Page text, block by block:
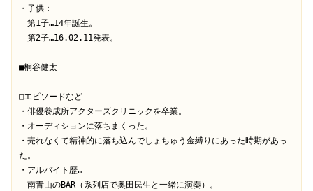
・子供：
第1子…14年誕生。
第2子…16.02.11発表。
■桐谷健太
□エピソードなど
・俳優養成所アクターズクリニックを卒業。
・オーディションに落ちまくった。
・売れなくて精神的に落ち込んでしょちゅう金縛りにあった時期があっ
た。
・アルバイト歴…
南青山のBAR（系列店で奥田民生と一緒に演奏）。